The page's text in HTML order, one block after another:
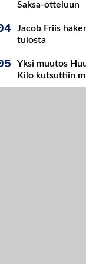
Saksa-otteluun
Jacob Friis
tulosta
Yksi muutos
Kilo kutsuttiin